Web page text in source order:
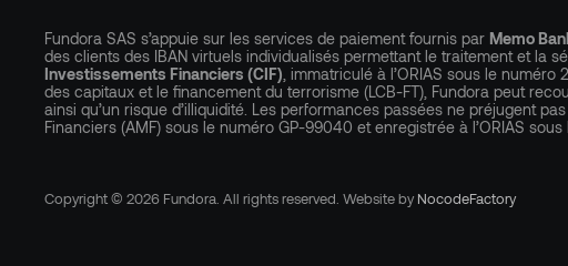
Fundora SAS s’appuie sur les services de paiement fournis par Memo
des clients des IBAN virtuels individualisés permettant le traitement et la
Investissements Financiers (CIF) , immatriculé à l’ORIAS sous le
des capitaux et le financement du terrorisme (LCB-FT), Fundora peut
ainsi qu’un risque d’illiquidité. Les performances passées ne préjugent
Financiers (AMF) sous le numéro GP-99040 et enregistrée à l’ORIAS
Copyright © 2026 Fundora. All rights reserved. Website by NocodeFactory